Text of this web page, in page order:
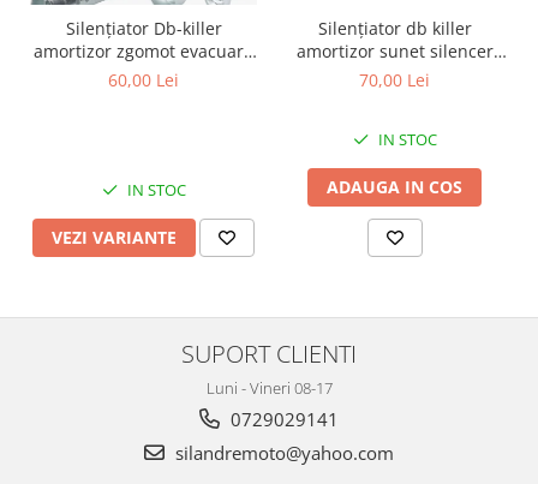
Genti soft Shad
Genti TERRA Shad
Kituri complete TERRA Shad
Rucsac
Cutii / Genti
Prelata moto/atv/snow
Silențiator Db-killer
amortizor zgomot evacuare
silencer toba
60,00 Lei
IN STOC
VEZI VARIANTE
Silențiator db killer
amortizor sunet silencer
toba evacuare moto ATV
70,00 Lei
IN STOC
ADAUGA IN COS
SUPORT CLIENTI
Luni - Vineri 08-17
0729029141
silandremoto@yahoo.com